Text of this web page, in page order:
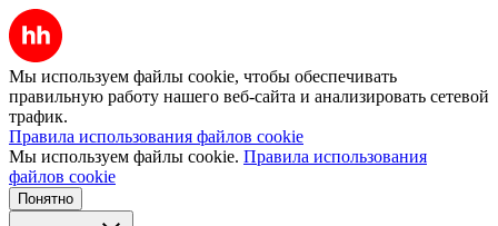
Мы используем файлы cookie, чтобы обеспечивать
правильную работу нашего веб-сайта и анализировать сетевой
трафик.
Правила использования файлов cookie
Мы используем файлы cookie. Правила использования
файлов cookie
Понятно